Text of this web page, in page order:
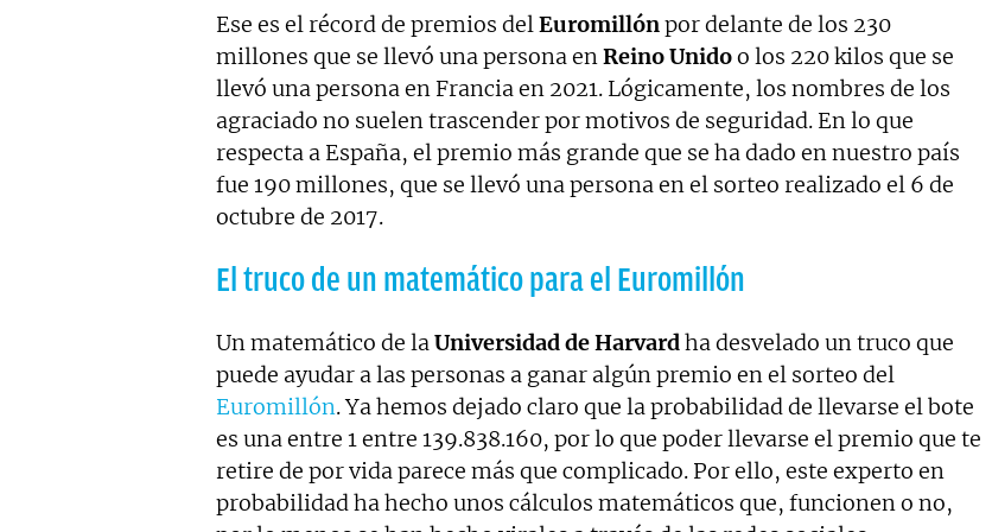
Ese es el récord de premios delEuromillónpor delante de los 230
millones que se llevó una persona enReino Unidoo los 220 kilos que se
llevó una persona en Francia en 2021. Lógicamente, los nombres de los
agraciado no suelen trascender por motivos de seguridad. En lo que
respecta a España, el premio más grande que se ha dado en nuestro país
fue 190 millones, que se llevó una persona en el sorteo realizado el 6 de
octubre de 2017.
El truco de un matemático para el Euromillón
Un matemático de laUniversidad de Harvardha desvelado un truco que
puede ayudar a las personas a ganar algún premio en el sorteo del
Euromillón. Ya hemos dejado claro que la probabilidad de llevarse el bote
es una entre 1 entre 139.838.160, por lo que poder llevarse el premio que te
retire de por vida parece más que complicado. Por ello, este experto en
probabilidad ha hecho unos cálculos matemáticos que, funcionen o no,